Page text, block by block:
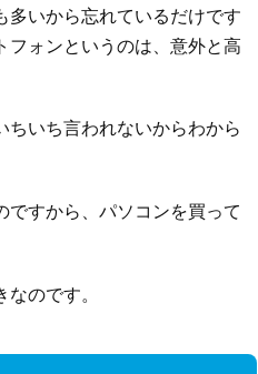
多いから忘れているだけです
フォンというのは、意外と高
ちいち言われないからわから
ですから、パソコンを買って
のです。